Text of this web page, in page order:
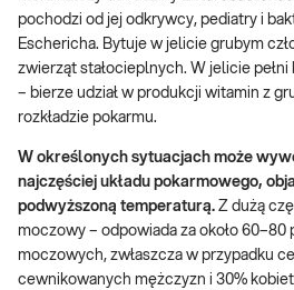
pochodzi od jej odkrywcy, pediatry i
Eschericha. Bytuje w jelicie grubym
zwierząt stałocieplnych. W jelicie
– bierze udział w produkcji witamin z
rozkładzie pokarmu.
W określonych sytuacjach może
najczęściej układu pokarmowego,
podwyższoną temperaturą. Z dużą
moczowy – odpowiada za około
moczowych, zwłaszcza w przypadku
cewnikowanych mężczyzn i 30%